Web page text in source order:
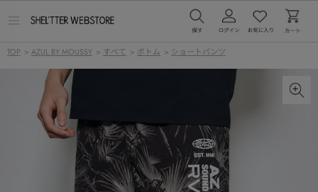
ー
TOP > AZUL BY MOUSSY > すべて > ボトム > ショートパンツ